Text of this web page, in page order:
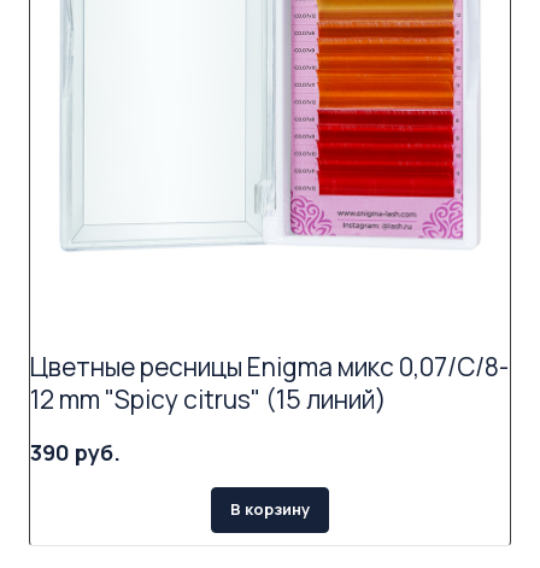
Цветные ресницы Enigma микс 0,07/C/8-
12 mm "Spicy citrus" (15 линий)
390 руб.
В корзину